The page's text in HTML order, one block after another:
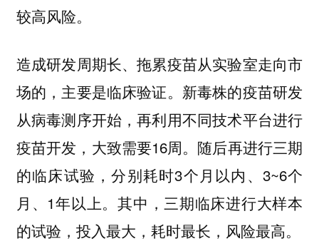
较高风险。
造成研发周期长、拖累疫苗从实验室走向市
场的，主要是临床验证。 新毒株的疫苗研发
从病毒测序开始，再利用不同技术平台进行
疫苗开发，大致需要16周。随后再进行三期
的临床试验，分别耗时3个月以内、3~6个
月、1年以上。其中，三期临床进行大样本
的试验，投入最大，耗时最长，风险最高。